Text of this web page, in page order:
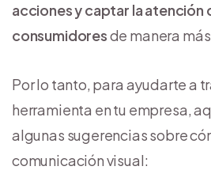
acciones y captar la atención
consumidoresde manera
Por lo tanto, para ayudarte a
herramienta en tu empresa,
algunas sugerencias sobre
comunicación visual: